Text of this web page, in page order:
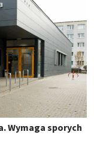
Wymaga sporych